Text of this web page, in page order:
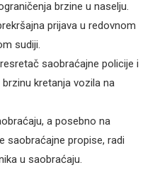
brzine u naselju.
prijava u redovnom
sudiji.
saobraćajne policije i
kretanja vozila na
a posebno na
saobraćajne propise, radi
u saobraćaju.